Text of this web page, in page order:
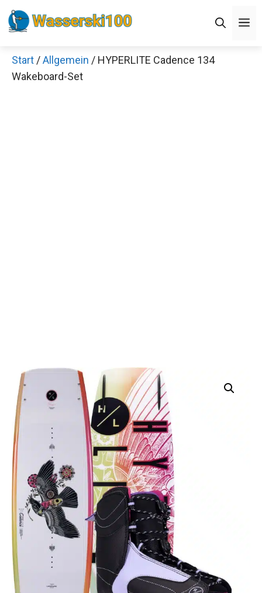
Zum
Inhalt
Start /Allgemein / HYPERLITE Cadence 134
Wakeboard-Set